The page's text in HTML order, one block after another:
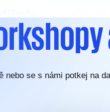
08
nebo se s námi potkej na